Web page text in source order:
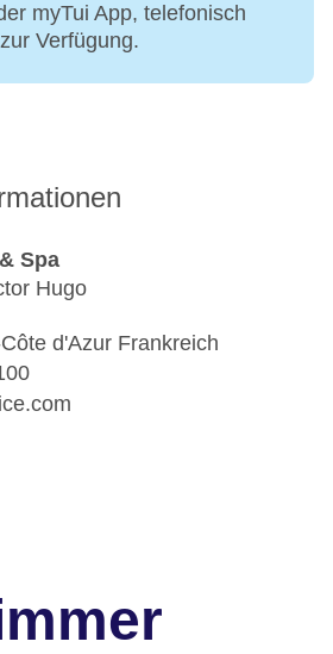
myTui App, telefonisch
Verfügung.
Spa
Hugo
d'Azur Frankreich